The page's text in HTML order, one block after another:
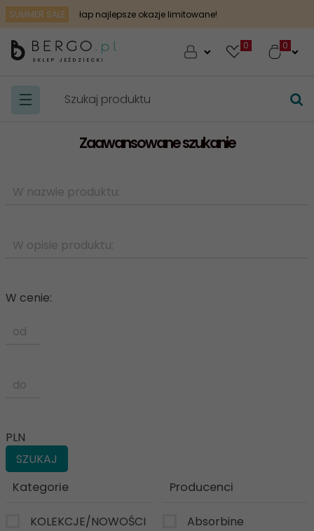
SUMMER SALE łap najlepsze okazje limitowane!
SKLEP JEŹDZIECKI
0
Zaawansowane szukanie
W cenie:
PLN
Kategorie
KOLEKCJE/NOWOŚCI
Producenci
Absorbine